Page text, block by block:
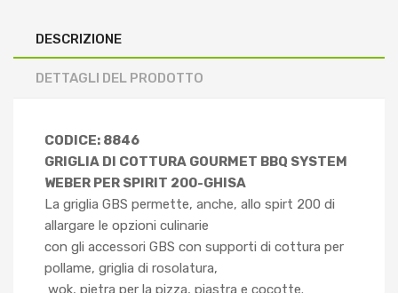
DESCRIZIONE
DETTAGLI DEL PRODOTTO
CODICE: 8846
GRIGLIA DI COTTURA GOURMET BBQ SYSTEM
WEBER PER SPIRIT 200-GHISA
La griglia GBS permette, anche, allo spirt 200 di
allargare le opzioni culinarie
con gli accessori GBS con supporti di cottura per
pollame, griglia di rosolatura,
wok, pietra per la pizza, piastra e cocotte.